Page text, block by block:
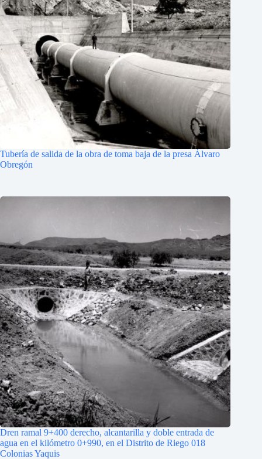
Tubería de salida de la obra de toma baja de la presa Álvaro
Obregón
Dren ramal 9+400 derecho, alcantarilla y doble entrada de
agua en el kilómetro 0+990, en el Distrito de Riego 018
Colonias Yaquis